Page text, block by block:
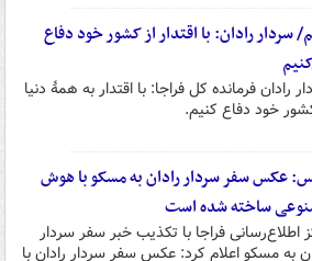
سردار رادان: با اقتدار از کشور خود دفاع
رادان فرمانده کل فراجا: با اقتدار به همۀ دنیا
خود دفاع کنیم.
عکس سفر سردار رادان به مسکو با هوش
ساخته شده است
اطلاع‌رسانی فراجا با تکذیب خبر سفر سردار
به مسکو اعلام کرد: عکس سفر سردار رادان با